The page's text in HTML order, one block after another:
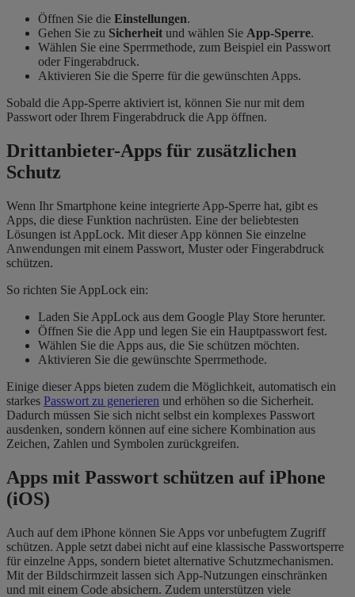
Öffnen Sie die Einstellungen.
Gehen Sie zu Sicherheit und wählen Sie App-Sperre.
Wählen Sie eine Sperrmethode, zum Beispiel ein Passwort
oder Fingerabdruck.
Aktivieren Sie die Sperre für die gewünschten Apps.
Sobald die App-Sperre aktiviert ist, können Sie nur mit dem
Passwort oder Ihrem Fingerabdruck die App öffnen.
Drittanbieter-Apps für zusätzlichen
Schutz
Wenn Ihr Smartphone keine integrierte App-Sperre hat, gibt es
Apps, die diese Funktion nachrüsten. Eine der beliebtesten
Lösungen ist AppLock. Mit dieser App können Sie einzelne
Anwendungen mit einem Passwort, Muster oder Fingerabdruck
schützen.
So richten Sie AppLock ein:
Laden Sie AppLock aus dem Google Play Store herunter.
Öffnen Sie die App und legen Sie ein Hauptpasswort fest.
Wählen Sie die Apps aus, die Sie schützen möchten.
Aktivieren Sie die gewünschte Sperrmethode.
Einige dieser Apps bieten zudem die Möglichkeit, automatisch ein
starkes Passwort zu generieren und erhöhen so die Sicherheit.
Dadurch müssen Sie sich nicht selbst ein komplexes Passwort
ausdenken, sondern können auf eine sichere Kombination aus
Zeichen, Zahlen und Symbolen zurückgreifen.
Apps mit Passwort schützen auf iPhone
(iOS)
Auch auf dem iPhone können Sie Apps vor unbefugtem Zugriff
schützen. Apple setzt dabei nicht auf eine klassische Passwortsperre
für einzelne Apps, sondern bietet alternative Schutzmechanismen.
Mit der Bildschirmzeit lassen sich App-Nutzungen einschränken
und mit einem Code absichern. Zudem unterstützen viele